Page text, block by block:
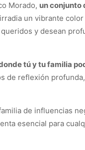
Morado, un conjunto
un vibrante
y desean
tú y tu familia
de reflexión
de influencias
esencial para